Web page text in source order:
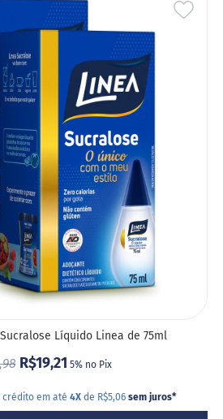
Líquido Linea de 75ml
R$19,21 5% no Pix
em até 4X de R$5,06 sem juros*